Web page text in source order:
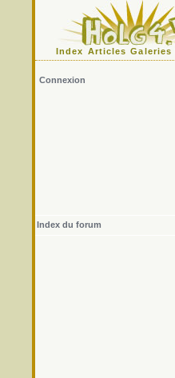
Index Articles Galeries
Connexion
Index du forum